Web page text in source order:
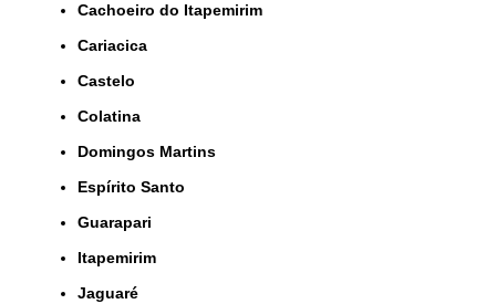
Cachoeiro do Itapemirim
Cariacica
Castelo
Colatina
Domingos Martins
Espírito Santo
Guarapari
Itapemirim
Jaguaré